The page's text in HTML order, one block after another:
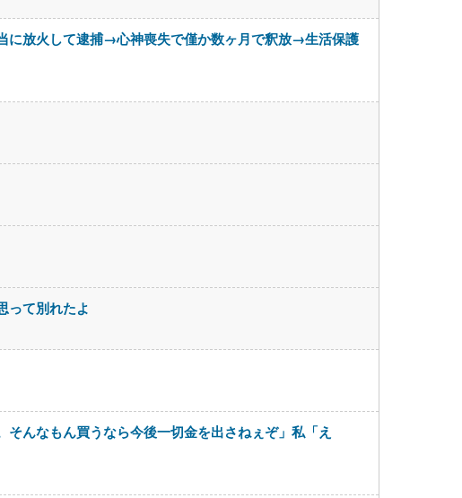
に放火して逮捕→心神喪失で僅か数ヶ月で釈放→生活保護
って別れたよ
んなもん買うなら今後一切金を出さねぇぞ」私「え